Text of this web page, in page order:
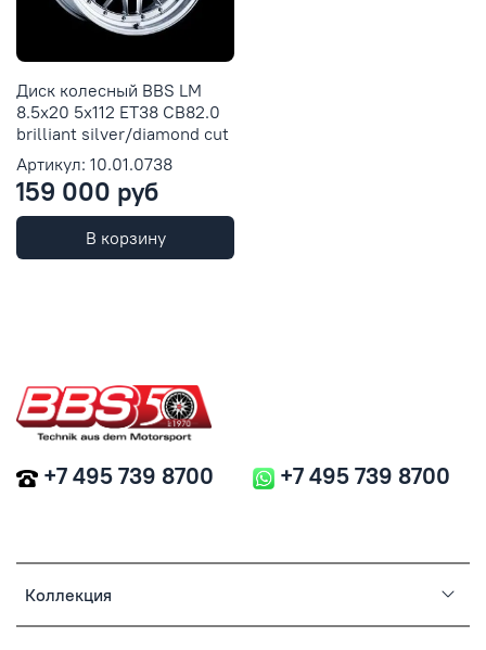
Диск колесный BBS LM
8.5x20 5x112 ET38 CB82.0
brilliant silver/diamond cut
Артикул: 10.01.0738
159 000 руб
В корзину
Коллекция
+7 495 739 8700 +7 495 739 8700